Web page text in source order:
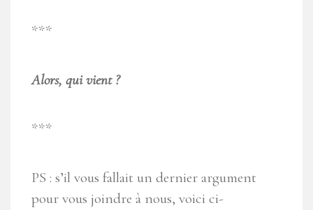
***
Alors, qui vient ?
***
PS : s’il vous fallait un dernier argument
pour vous joindre à nous, voici ci-